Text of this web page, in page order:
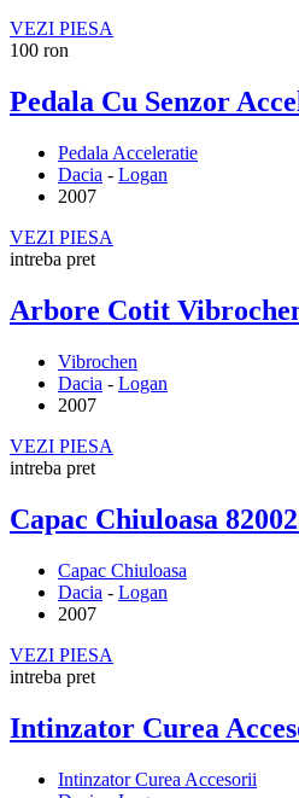
VEZI PIESA
100 ron
Pedala Cu Senzor
Pedala Acceleratie
Dacia - Logan
2007
VEZI PIESA
intreba pret
Arbore Cotit
Vibrochen
Dacia - Logan
2007
VEZI PIESA
intreba pret
Capac Chiuloasa
Capac Chiuloasa
Dacia - Logan
2007
VEZI PIESA
intreba pret
Intinzator Curea
Intinzator Curea Accesorii